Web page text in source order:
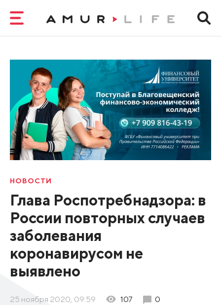
НОВОСТИ
Глава Роспотребнадзора: в
России повторных случаев
заболевания
коронавирусом не
выявлено
25 ноября 2020, 09:59 107 0